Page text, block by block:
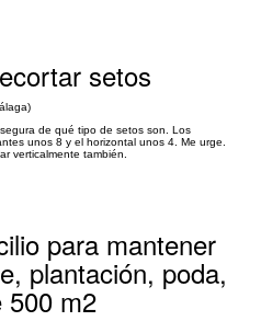
setos
de qué tipo de setos son. Los
unos 8 y el horizontal unos 4. Me urge.
verticalmente también.
para mantener
plantación, poda,
500 m2